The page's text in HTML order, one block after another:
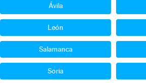
Ávila
León
Salamanca
Soria